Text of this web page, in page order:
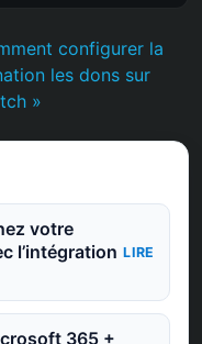
configurer la
les dons sur
»
votre
l’intégration LIRE
365 +